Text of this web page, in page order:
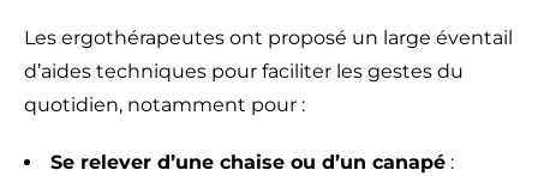
Les ergothérapeutes ont proposé un large éventail
d’aides techniques pour faciliter les gestes du
quotidien, notamment pour :
Se relever d’une chaise ou d’un canapé :